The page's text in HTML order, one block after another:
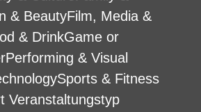
& BeautyFilm, Media &
& DrinkGame or
& Visual
& Fitness
Veranstaltungstyp